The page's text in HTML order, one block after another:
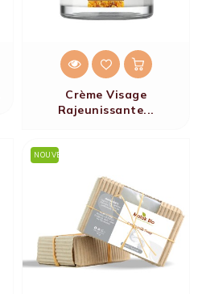
Crème Visage
Rajeunissante...
NOUVEAU